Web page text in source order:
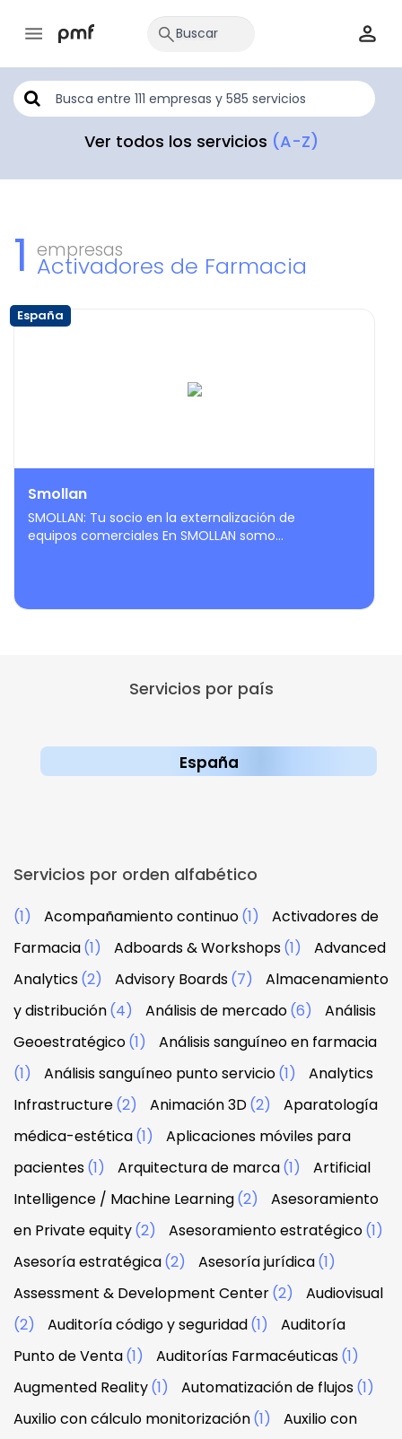
Ver todos los servicios (A-Z)
1 empresas
Activadores de Farmacia
España
Smollan
SMOLLAN: Tu socio en la externalización de
equipos comerciales En SMOLLAN somo...
Servicios por país
España
Servicios por orden alfabético
(1) Acompañamiento continuo(1)
Activadores de
Farmacia(1) Adboards & Workshops(1)
Advanced
Analytics(2) Advisory Boards(7)
Almacenamiento
y distribución(4) Análisis de mercado(6)
Análisis
Geoestratégico(1)
Análisis sanguíneo en farmacia
(1)
Análisis sanguíneo punto servicio(1)
Analytics
Infrastructure(2) Animación 3D(2)
Aparatología
médica-estética(1)
Aplicaciones móviles para
pacientes(1) Arquitectura de marca(1)
Artificial
Intelligence / Machine Learning(2)
Asesoramiento
en Private equity(2) Asesoramiento estratégico(1)
Asesoría estratégica(2) Asesoría jurídica(1)
Assessment & Development Center(2)
Audiovisual
(2)
Auditoría código y seguridad(1)
Auditoría
Punto de Venta(1) Auditorías Farmacéuticas(1)
Augmented Reality(1) Automatización de flujos(1)
Auxilio con cálculo monitorización(1)
Auxilio con